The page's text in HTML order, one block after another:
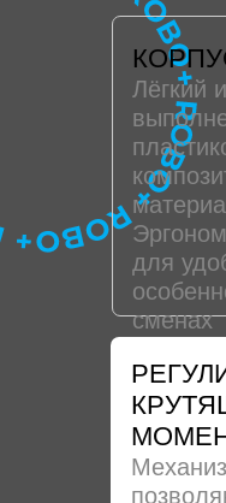
Лёгкий
для
сменах